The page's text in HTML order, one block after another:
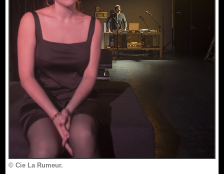
© Cie La Rumeur.